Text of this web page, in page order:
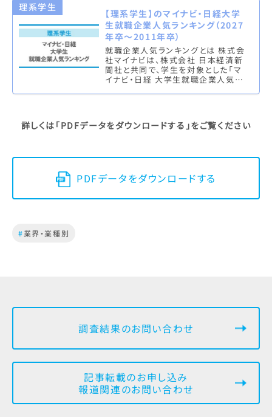
理系学生
【理系学生】のマイナビ・日経大学
生就職企業人気ランキング（2027
年卒～2011年卒）
就職企業人気ランキングとは 株式会
社マイナビは、株式会社 日本経済新
聞社と共同で、学生を対象とした「マ
イナビ・日経 大学生就職企業人気ラ
詳しくは 「PDFデータをダウンロードする」をご覧ください
PDFデータをダウンロードする
#業界・業種別
調査結果のお問い合わせ
記事転載のお申し込み
報道関連のお問い合わせ